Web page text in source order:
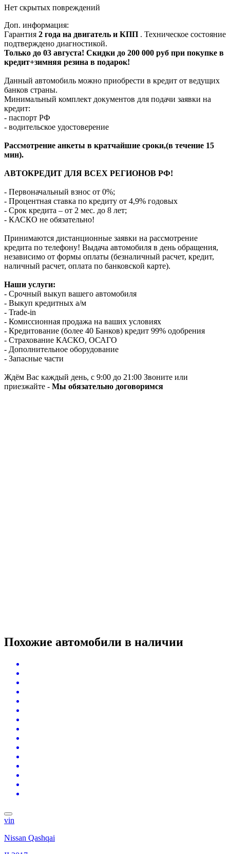
Нет скрытых повреждений
Доп. информация:
Гарантия 2 года на двигатель и КПП . Техническое состояние
подтверждено диагностикой.
Только до 03 августа! Скидки до 200 000 руб при покупке в
кредит+зимняя резина в подарок!
Данный автомобиль можно приобрести в кредит от ведущих
банков страны.
Минимальный комплект документов для подачи заявки на
кредит:
- паспорт РФ
- водительское удостоверение
Рассмотрение анкеты в кратчайшие сроки,(в течение 15
мин).
АВТОКРЕДИТ ДЛЯ ВСЕХ РЕГИОНОВ РФ!
- Первоначальный взнос от 0%;
- Процентная ставка по кредиту от 4,9% годовых
- Срок кредита – от 2 мес. до 8 лет;
- КАСКО не обязательно!
Принимаются дистанционные заявки на рассмотрение
кредита по телефону! Выдача автомобиля в день обращения,
независимо от формы оплаты (безналичный расчет, кредит,
наличный расчет, оплата по банковской карте).
Наши услуги:
- Срочный выкуп вашего автомобиля
- Выкуп кредитных а/м
- Trade-in
- Комиссионная продажа на ваших условиях
- Кредитование (более 40 Банков) кредит 99% одобрения
- Страхование КАСКО, ОСАГО
- Дополнительное оборудование
- Запасные части
Ждём Вас каждый день, с 9:00 до 21:00 Звоните или
приезжайте - Мы обязательно договоримся
Похожие автомобили в наличии
vin
Nissan Qashqai